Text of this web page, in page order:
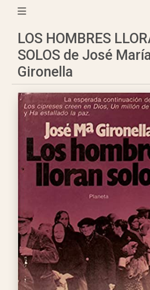
LOS HOMBRES
SOLOS de José
Gironella